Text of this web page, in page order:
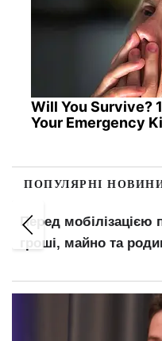
Will You Survive?
Your Emergency
ПОПУЛЯРНІ
Перед мобілізацією
гроші, майно та